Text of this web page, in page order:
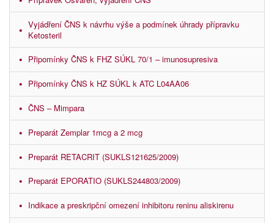
Vyjádření ČNS k návrhu výše a podmínek úhrady přípravku
Ketosteril
Připomínky ČNS k FHZ SÚKL 70/1 – imunosupresiva
Připomínky ČNS k HZ SÚKL k ATC L04AA06
ČNS – Mimpara
Preparát Zemplar 1mcg a 2 mcg
Preparát RETACRIT (SUKLS121625/2009)
Preparát EPORATIO (SUKLS244803/2009)
Indikace a preskripční omezení inhibitoru reninu aliskirenu